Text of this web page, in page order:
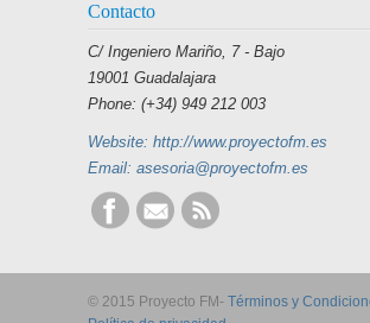
Contacto
C/ Ingeniero Mariño, 7 - Bajo
19001 Guadalajara
Phone: (+34) 949 212 003
Website: http://www.proyectofm.es
Email: asesoria@proyectofm.es
© 2015 Proyecto FM- Términos y